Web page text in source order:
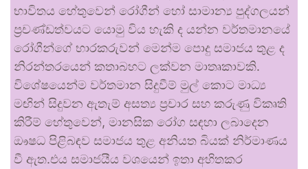
භාවිතය හේතුවෙන් රෝගීන් හෝ සාමාන්‍ය පුද්ගලයන්
ප්‍රචණ්ඩත්වයට යොමු විය හැකි ද යන්න වර්තමානයේ
රෝගීන්ගේ භාරකරුවන් මෙන්ම පොදු සමාජය තුළ ද
නිරන්තරයෙන් කතාබහට ලක්වන මාතෘකාවකි.
විශේෂයෙන්ම වර්තමාන සිදුවීම් මුල් කොට මාධ්‍ය
මඟින් සිදුවන ඇතැම් අසත්‍ය ප්‍රචාර සහ කරුණු විකෘති
කිරීම් හේතුවෙන්, මානසික රෝග සඳහා ලබාදෙන
ඖෂධ පිළිබඳව සමාජය තුළ අනියත බියක් නිර්මාණය
වී ඇත.එය සමාජයීය වශයෙන් ඉතා අහිතකර